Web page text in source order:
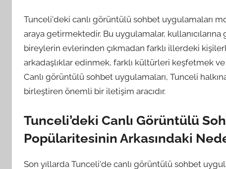
Tunceli'deki canlı görüntülü sohbet uygulamaları
araya getirmektedir. Bu uygulamalar,
bireylerin evlerinden çıkmadan farklı illerdeki
arkadaşlıklar edinmek, farklı kültürleri keşfetmek
Canlı görüntülü sohbet uygulamaları, Tunceli
birleştiren önemli bir iletişim aracıdır.
Tunceli’deki Canlı Görüntülü
Popülaritesinin Arkasındaki
Son yıllarda Tunceli'de canlı görüntülü sohbet